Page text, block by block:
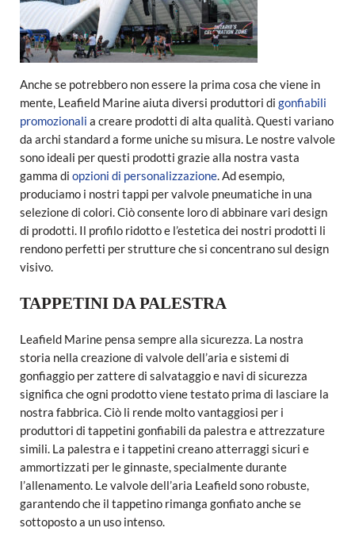
Anche se potrebbero non essere la prima cosa che viene in
mente, Leafield Marine aiuta diversi produttori di gonfiabili
promozionali a creare prodotti di alta qualità. Questi variano
da archi standard a forme uniche su misura. Le nostre valvole
sono ideali per questi prodotti grazie alla nostra vasta
gamma di opzioni di personalizzazione. Ad esempio,
produciamo i nostri tappi per valvole pneumatiche in una
selezione di colori. Ciò consente loro di abbinare vari design
di prodotti. Il profilo ridotto e l’estetica dei nostri prodotti li
rendono perfetti per strutture che si concentrano sul design
visivo.
TAPPETINI DA PALESTRA
Leafield Marine pensa sempre alla sicurezza. La nostra
storia nella creazione di valvole dell’aria e sistemi di
gonfiaggio per zattere di salvataggio e navi di sicurezza
significa che ogni prodotto viene testato prima di lasciare la
nostra fabbrica. Ciò li rende molto vantaggiosi per i
produttori di tappetini gonfiabili da palestra e attrezzature
simili. La palestra e i tappetini creano atterraggi sicuri e
ammortizzati per le ginnaste, specialmente durante
l’allenamento. Le valvole dell’aria Leafield sono robuste,
garantendo che il tappetino rimanga gonfiato anche se
sottoposto a un uso intenso.